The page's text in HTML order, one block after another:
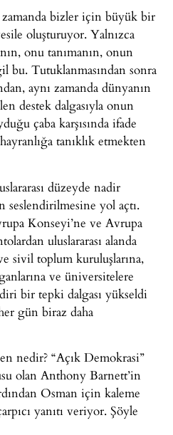
zamanda bizler için büyük bir
oluşturuyor. Yalnızca
onu tanımanın, onun
bu. Tutuklanmasından sonra
aynı zamanda dünyanın
destek dalgasıyla onun
çaba karşısında ifade
tanıklık etmekten
düzeyde nadir
yol açtı.
Konseyi’ne ve Avrupa
uluslararası alanda
sivil toplum kuruluşlarına,
ve üniversitelere
bir tepki dalgası yükseldi
gün biraz daha
nedir? “Açık Demokrasi”
olan Anthony Barnett’in
Osman için kaleme
yanıtı veriyor. Şöyle